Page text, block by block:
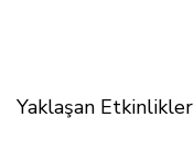
Yaklaşan Etkinlikler